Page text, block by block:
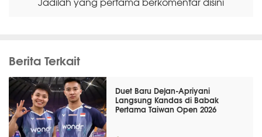
Berita Terkait
Duet Baru Dejan-Apriyani
Langsung Kandas di Babak
Pertama Taiwan Open 2026